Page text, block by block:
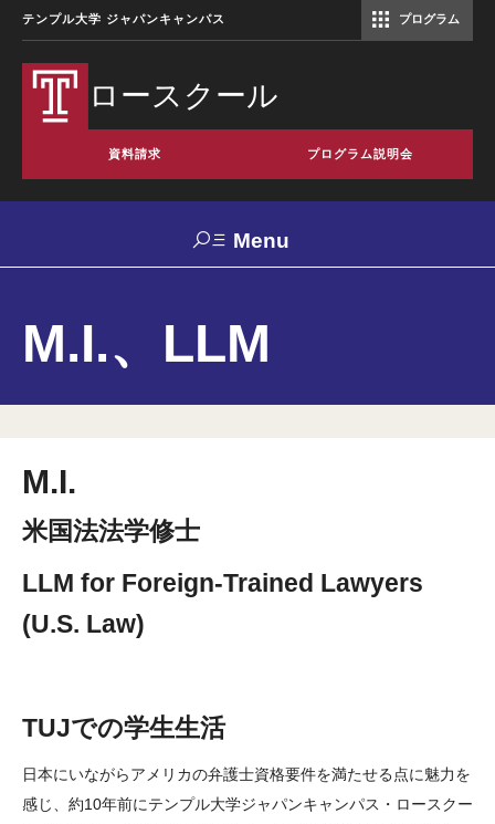
テンプル大学 ジャパンキャンパス プログラム
ロースクール
資料請求 プログラム説明会
Menu
TUJへの
ご支援
お問い合
わせ
プログラムの特長
テンプルが選ばれる3つの理由
フィラデルフィア本校とローマ校
学生・卒業生紹介
LLM for Foreign-Trained Lawyers (米国法法学修士)： 募集
要項
修了証書プログラム・聴講：募集要項
M.I.、LLM
M.I.
米国法法学修士
LLM for Foreign-Trained Lawyers
(U.S. Law)
TUJでの学生生活
日本にいながらアメリカの弁護士資格要件を満たせる点に魅力を
感じ、約10年前にテンプル大学ジャパンキャンパス・ロースクー